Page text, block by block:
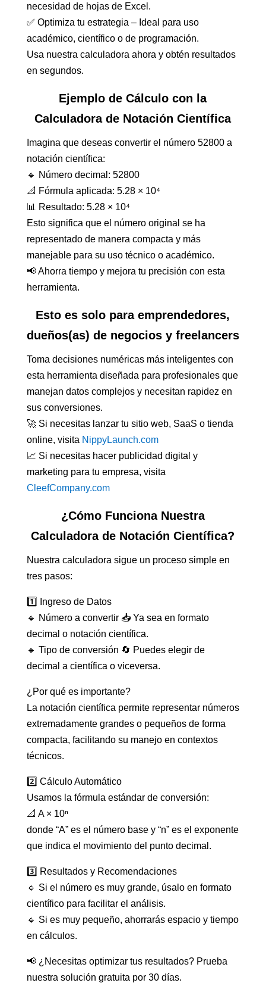
necesidad de hojas de Excel.
✅ Optimiza tu estrategia – Ideal para uso
académico, científico o de programación.
Usa nuestra calculadora ahora y obtén resultados
en segundos.
Ejemplo de Cálculo con la
Calculadora de Notación Científica
Imagina que deseas convertir el número 52800 a
notación científica:
🔹 Número decimal: 52800
📐 Fórmula aplicada: 5.28 × 10⁴
📊 Resultado: 5.28 × 10⁴
Esto significa que el número original se ha
representado de manera compacta y más
manejable para su uso técnico o académico.
📢 Ahorra tiempo y mejora tu precisión con esta
herramienta.
Esto es solo para emprendedores,
dueños(as) de negocios y freelancers
Toma decisiones numéricas más inteligentes con
esta herramienta diseñada para profesionales que
manejan datos complejos y necesitan rapidez en
sus conversiones.
🚀 Si necesitas lanzar tu sitio web, SaaS o tienda
online, visita NippyLaunch.com
📈 Si necesitas hacer publicidad digital y
marketing para tu empresa, visita
CleefCompany.com
¿Cómo Funciona Nuestra
Calculadora de Notación Científica?
Nuestra calculadora sigue un proceso simple en
tres pasos:
1️⃣ Ingreso de Datos
🔹 Número a convertir 📥 Ya sea en formato
decimal o notación científica.
🔹 Tipo de conversión 🔄 Puedes elegir de
decimal a científica o viceversa.
¿Por qué es importante?
La notación científica permite representar números
extremadamente grandes o pequeños de forma
compacta, facilitando su manejo en contextos
técnicos.
2️⃣ Cálculo Automático
Usamos la fórmula estándar de conversión:
📐 A × 10ⁿ
donde “A” es el número base y “n” es el exponente
que indica el movimiento del punto decimal.
3️⃣ Resultados y Recomendaciones
🔹 Si el número es muy grande, úsalo en formato
científico para facilitar el análisis.
🔹 Si es muy pequeño, ahorrarás espacio y tiempo
en cálculos.
📢 ¿Necesitas optimizar tus resultados? Prueba
nuestra solución gratuita por 30 días.